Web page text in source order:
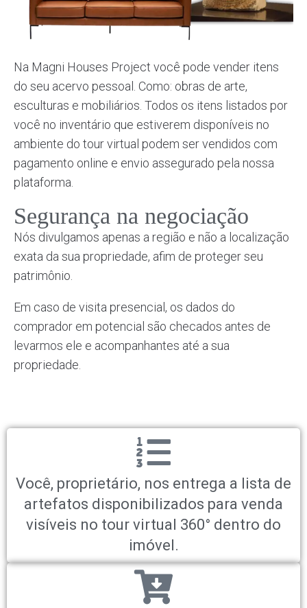
Na Magni Houses Project você pode vender itens
do seu acervo pessoal. Como: obras de arte,
esculturas e mobiliários. Todos os itens listados por
você no inventário que estiverem disponíveis no
ambiente do tour virtual podem ser vendidos com
pagamento online e envio assegurado pela nossa
plataforma.
Segurança na negociação
Nós divulgamos apenas a região e não a localização
exata da sua propriedade, afim de proteger seu
patrimônio.
Em caso de visita presencial, os dados do
comprador em potencial são checados antes de
levarmos ele e acompanhantes até a sua
propriedade.
Você, proprietário, nos entrega a lista de
artefatos disponibilizados para venda
visíveis no tour virtual 360° dentro do
imóvel.